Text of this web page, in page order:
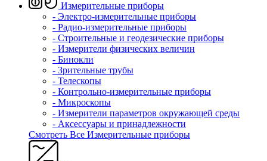
Измерительные приборы
- Электро-измерительные приборы
- Радио-измерительные приборы
- Строительные и геодезические приборы
- Измерители физических величин
- Бинокли
- Зрительные трубы
- Телескопы
- Контрольно-измерительные приборы
- Микроскопы
- Измерители параметров окружающей среды
- Аксессуары и принадлежности
Смотреть Все Измерительные приборы